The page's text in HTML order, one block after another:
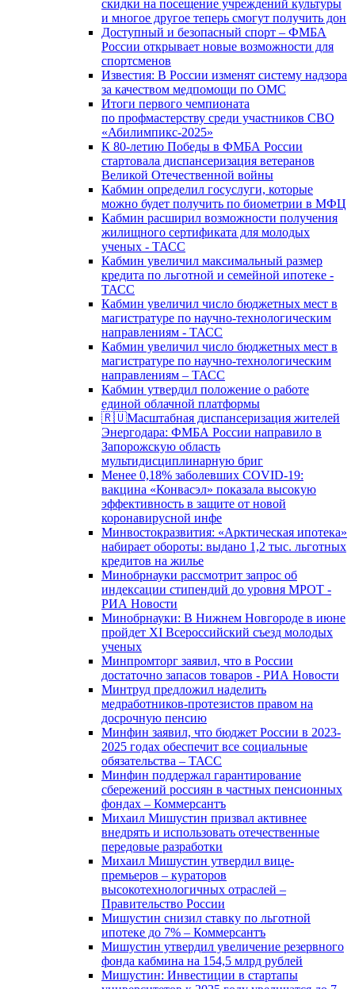
скидки на посещение учреждений культуры
и многое другое теперь смогут получить дон
Доступный и безопасный спорт – ФМБА
России открывает новые возможности для
спортсменов
Известия: В России изменят систему надзора
за качеством медпомощи по ОМС
Итоги первого чемпионата
по профмастерству среди участников СВО
«Абилимпикс-2025»
К 80-летию Победы в ФМБА России
стартовала диспансеризация ветеранов
Великой Отечественной войны
Кабмин определил госуслуги, которые
можно будет получить по биометрии в МФЦ
Кабмин расширил возможности получения
жилищного сертификата для молодых
ученых - ТАСС
Кабмин увеличил максимальный размер
кредита по льготной и семейной ипотеке -
ТАСС
Кабмин увеличил число бюджетных мест в
магистратуре по научно-технологическим
направлениям - ТАСС
Кабмин увеличил число бюджетных мест в
магистратуре по научно-технологическим
направлениям – ТАСС
Кабмин утвердил положение о работе
единой облачной платформы
🇷🇺Масштабная диспансеризация жителей
Энергодара: ФМБА России направило в
Запорожскую область
мультидисциплинарную бриг
Менее 0,18% заболевших COVID-19:
вакцина «Конвасэл» показала высокую
эффективность в защите от новой
коронавирусной инфе
Минвостокразвития: «Арктическая ипотека»
набирает обороты: выдано 1,2 тыс. льготных
кредитов на жилье
Минобрнауки рассмотрит запрос об
индексации стипендий до уровня МРОТ -
РИА Новости
Минобрнауки: В Нижнем Новгороде в июне
пройдет XI Всероссийский съезд молодых
ученых
Минпромторг заявил, что в России
достаточно запасов товаров - РИА Новости
Минтруд предложил наделить
медработников-протезистов правом на
досрочную пенсию
Минфин заявил, что бюджет России в 2023-
2025 годах обеспечит все социальные
обязательства – ТАСС
Минфин поддержал гарантирование
сбережений россиян в частных пенсионных
фондах – Коммерсантъ
Михаил Мишустин призвал активнее
внедрять и использовать отечественные
передовые разработки
Михаил Мишустин утвердил вице-
премьеров – кураторов
высокотехнологичных отраслей –
Правительство России
Мишустин снизил ставку по льготной
ипотеке до 7% – Коммерсантъ
Мишустин утвердил увеличение резервного
фонда кабмина на 154,5 млрд рублей
Мишустин: Инвестиции в стартапы